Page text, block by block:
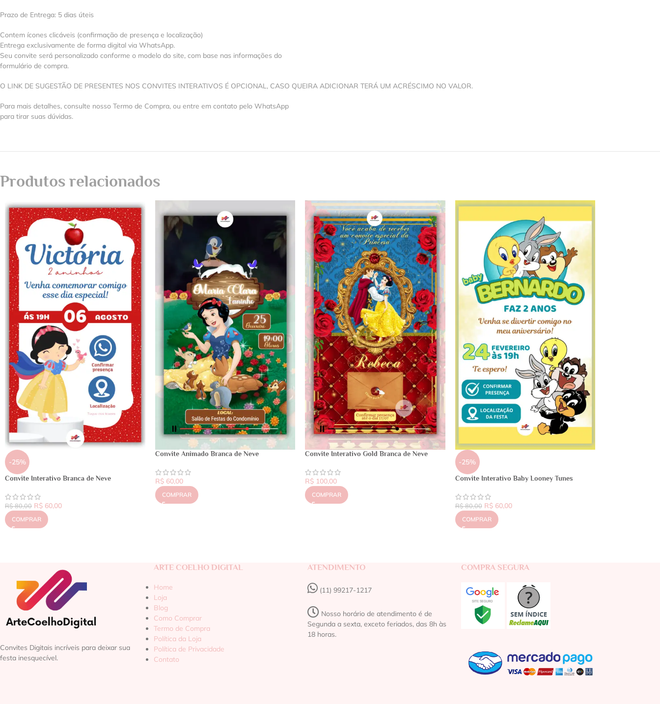
Prazo de Entrega: 5 dias úteis
Contem ícones clicáveis (confirmação de presença e localização)
Entrega exclusivamente de forma digital via WhatsApp.
Seu convite será personalizado conforme o modelo do site, com base nas informações do
formulário de compra.
O LINK DE SUGESTÃO DE PRESENTES NOS CONVITES INTERATIVOS É OPCIONAL, CASO QUEIRA ADICIONAR TERÁ UM ACRÉSCIMO NO VALOR.
Para mais detalhes, consulte nosso Termo de Compra, ou entre em contato pelo WhatsApp
para tirar suas dúvidas.
Produtos relacionados
-25%
Convite Interativo Branca de Neve
R$80,00 R$ 60,00
COMPRAR
Convite Animado Branca de Neve
R$60,00
COMPRAR
Convite Interativo Gold Branca de Neve
R$ 100,00
COMPRAR
-25%
Convite Interativo Baby Looney Tunes
R$80,00 R$60,00
COMPRAR
Convites Digitais incríveis para deixar sua
festa inesquecível.
ARTE COELHO DIGITAL
Home
Loja
Blog
Como Comprar
Termo de Compra
Política da Loja
Política de Privacidade
Contato
ATENDIMENTO
(11) 99217-1217‬
Nosso horário de atendimento é de
Segunda a sexta, exceto feriados, das 8h às
18 horas.
COMPRA SEGURA